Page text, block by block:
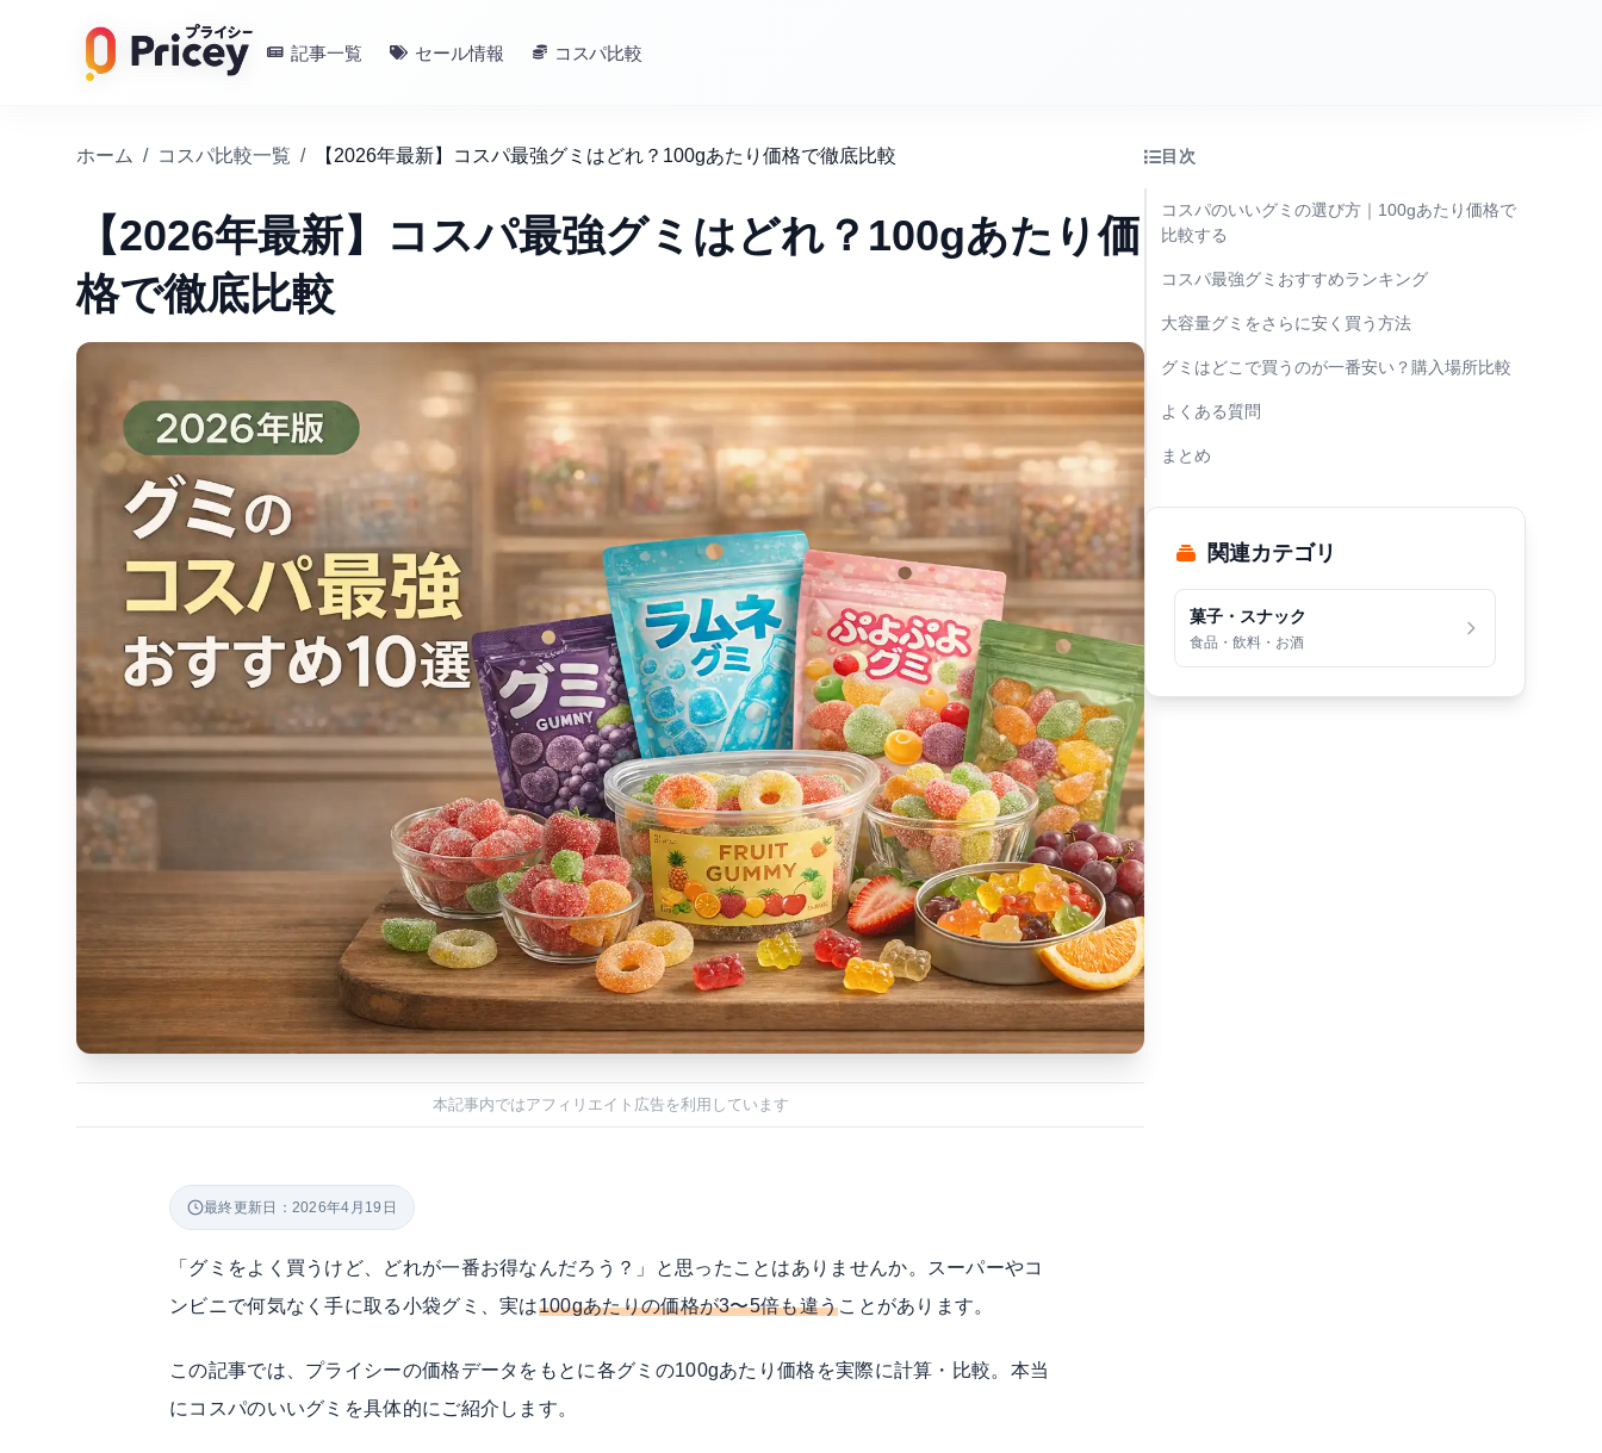
記事一覧 セール情報 コスパ比較
ホーム / コスパ比較一覧 / 【2026年最新】コスパ最強グミはどれ？100gあたり価格で徹底比較
【2026年最新】コスパ最強グミはどれ？100gあたり価
格で徹底比較
本記事内ではアフィリエイト広告を利用しています
最終更新日：2026年4月19日
「グミをよく買うけど、どれが一番お得なんだろう？」と思ったことはありませんか。スーパーやコ
ンビニで何気なく手に取る小袋グミ、実は100gあたりの価格が3〜5倍も違うことがあります。
この記事では、プライシーの価格データをもとに各グミの100gあたり価格を実際に計算・比較。本当
にコスパのいいグミを具体的にご紹介します。
目次
コスパのいいグミの選び方｜100gあたり価格で
比較する
コスパ最強グミおすすめランキング
大容量グミをさらに安く買う方法
グミはどこで買うのが一番安い？購入場所比較
よくある質問
まとめ
関連カテゴリ
菓子・スナック
食品・飲料・お酒